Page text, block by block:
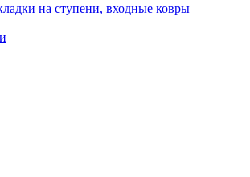
на ступени, входные ковры